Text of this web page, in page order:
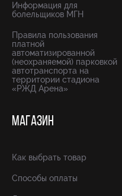
Информация для
болельщиков МГН
Правила пользования
платной
автоматизированной
(неохраняемой) парковкой
автотранспорта на
территории стадиона
«РЖД Арена»
МАГАЗИН
Как выбрать товар
Способы оплаты